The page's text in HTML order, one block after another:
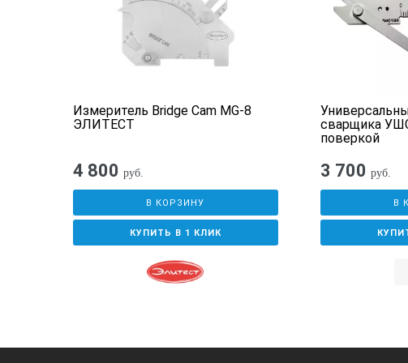
Установить шаблон на поверхность
по шкале А.
Измеритель Bridge Cam MG-8
ЭЛИТЕСТ
4 800 руб.
В КОРЗИНУ
КУПИТЬ В 1 КЛИК
сварщика
поверкой
3 700 руб.
В